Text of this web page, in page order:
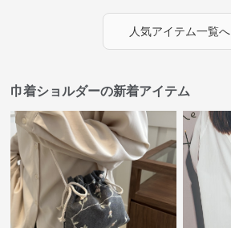
人気アイテム一覧へ
巾着ショルダーの新着アイテム